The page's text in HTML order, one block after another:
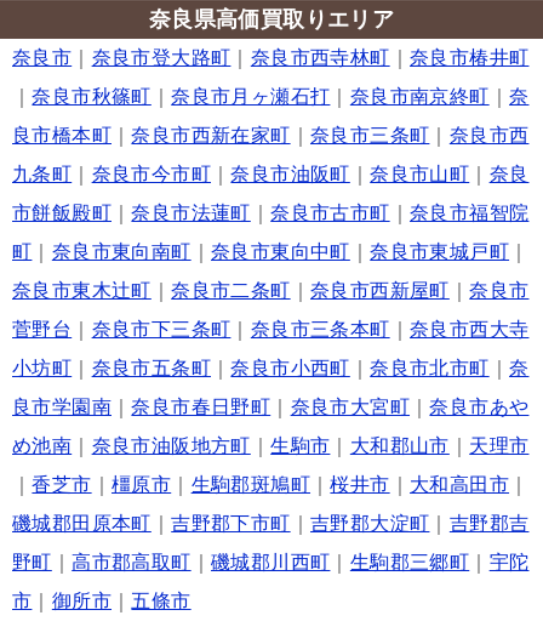
奈良県高価買取りエリア
奈良市 奈良市登大路町 奈良市西寺林町 ｜奈良市椿井町
｜奈良市秋篠町 ｜奈良市月ヶ瀬石打 奈良市南京終町 ｜奈
良市橋本町
｜奈良市西新在家町 ｜奈良市三条町
奈良市西
九条町
奈良市今市町 ｜奈良市油阪町 ｜奈良市山町
奈良
市餅飯殿町
｜奈良市法蓮町 ｜奈良市古市町 ｜奈良市福智院
町
奈良市東向南町 ｜奈良市東向中町 ｜奈良市東城戸町
奈良市東木辻町
｜奈良市二条町 ｜奈良市西新屋町 ｜奈良市
菅野台
奈良市下三条町 奈良市三条本町 ｜奈良市西大寺
小坊町
奈良市五条町 ｜奈良市小西町 ｜奈良市北市町 ｜奈
良市学園南 ｜奈良市春日野町 奈良市大宮町 ｜奈良市あや
め池南
奈良市油阪地方町 ｜生駒市 大和郡山市
天理市
｜香芝市 ｜橿原市 生駒郡斑鳩町 ｜桜井市 大和高田市
磯城郡田原本町
｜吉野郡下市町 ｜吉野郡大淀町
吉野郡吉
野町
高市郡高取町 ｜磯城郡川西町 生駒郡三郷町
宇陀
市
御所市 ｜五條市